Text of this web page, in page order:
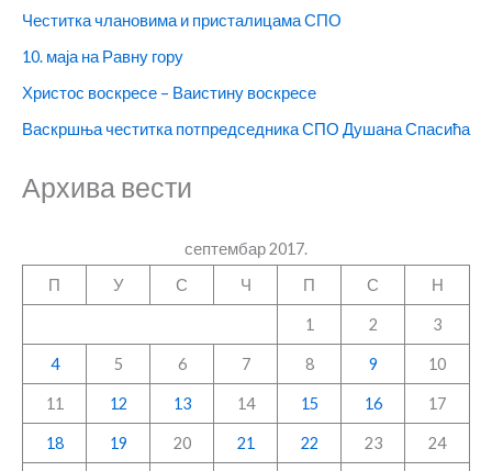
Честитка члановима и присталицама СПО
10. маја на Равну гору
Христос воскресе – Ваистину воскресе
Васкршња честитка потпредседника СПО Душана Спасића
Архива вести
септембар 2017.
П
У С Ч П С Н
1 2 3
4 5 6 7 8 9 10
11 12 13 14 15 16 17
18 19 20 21 22 23 24